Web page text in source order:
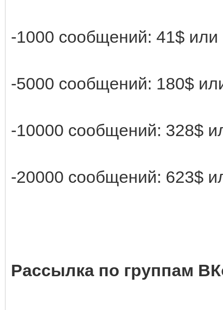
-1000 сообщений: 41$ или
-5000 сообщений: 180$
-10000 сообщений: 328$
-20000 сообщений: 623$
Рассылка по группам